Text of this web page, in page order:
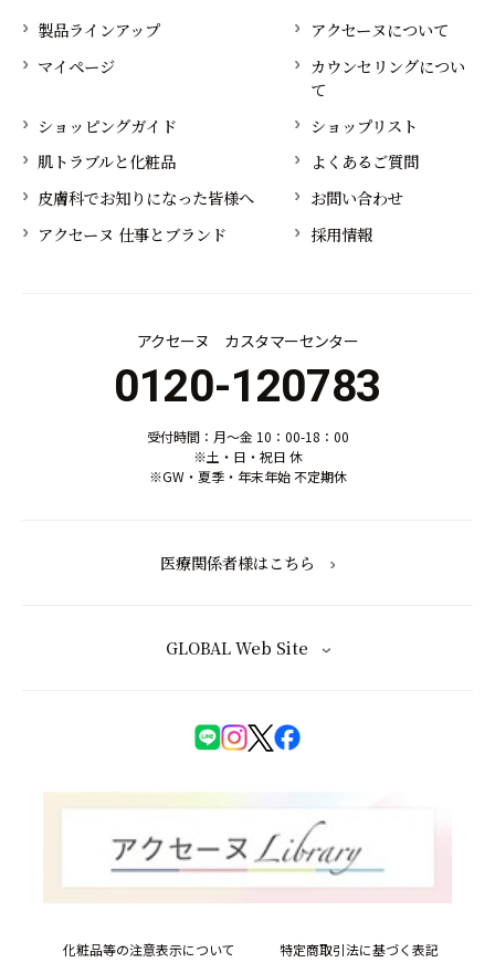
製品ラインアップ
アクセーヌについて
マイページ
カウンセリングについ
て
ショッピングガイド
ショップリスト
肌トラブルと化粧品
よくあるご質問
皮膚科でお知りになった皆様へ
お問い合わせ
アクセーヌ 仕事とブランド
採用情報
アクセーヌ カスタマーセンター
0120-120783
受付時間：月～金 10：00-18：00
※土・日・祝日 休
※GW・夏季・年末年始 不定期休
医療関係者様はこちら
GLOBAL Web Site
化粧品等の注意表示について
特定商取引法に基づく表記